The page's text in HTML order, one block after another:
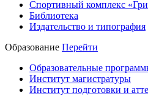
Спортивный комплекс
Библиотека
Издательство и типография
Образование Перейти
Образовательные
Институт магистратуры
Институт подготовки и